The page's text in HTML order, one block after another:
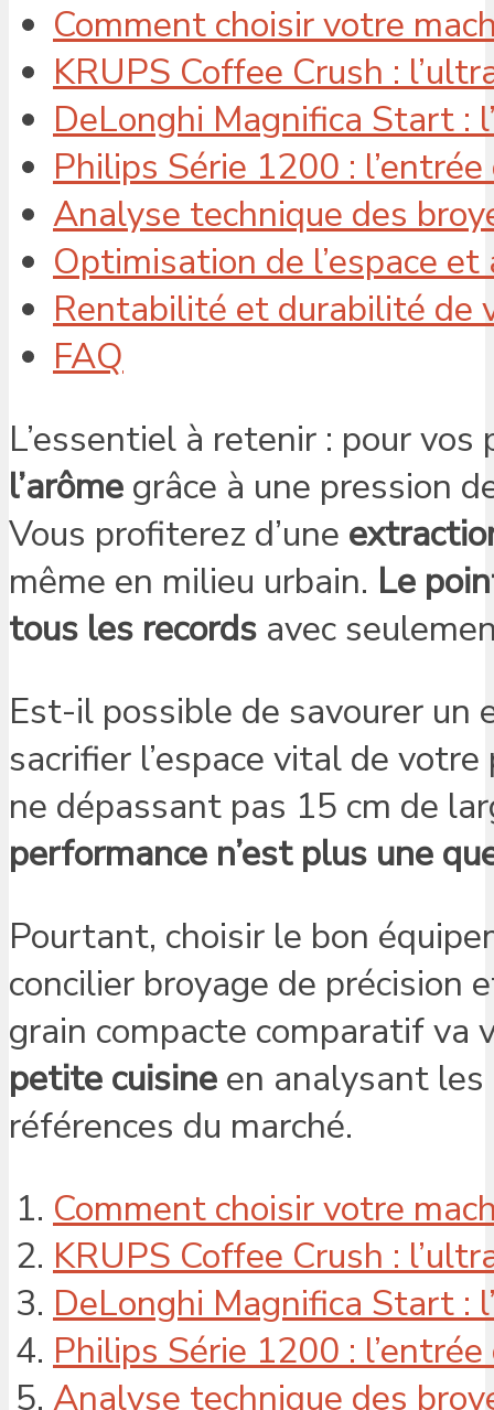
Comment choisir votre
KRUPS Coffee Crush :
DeLonghi Magnifica Start :
Philips Série 1200 :
Analyse technique des
Optimisation de l’espace
Rentabilité et durabilité de
FAQ
L’essentiel à retenir : pour
l’arôme grâce à une pression
Vous profiterez d’une
même en milieu urbain. Le
tous les records avec
Est-il possible de savourer un
sacrifier l’espace vital de
ne dépassant pas 15 cm de
performance n’est plus une
Pourtant, choisir le bon
concilier broyage de précision
grain compacte comparatif va
petite cuisine en analysant
références du marché.
Comment choisir votre
KRUPS Coffee Crush :
DeLonghi Magnifica Start :
Philips Série 1200 :
Analyse technique des